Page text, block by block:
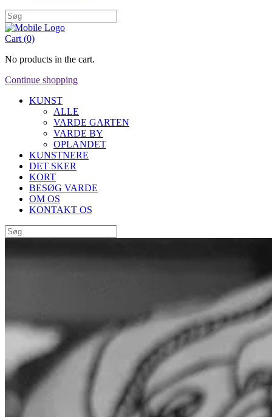
Cart (0)
No products in the cart.
Continue shopping
KUNST
ALLE
VARDE GARTEN
VARDE BY
OPLANDET
KUNSTNERE
DET SKER
KORT
BESØG VARDE
OM OS
KONTAKT OS